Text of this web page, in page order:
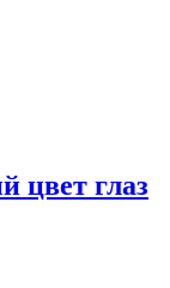
цвет глаз